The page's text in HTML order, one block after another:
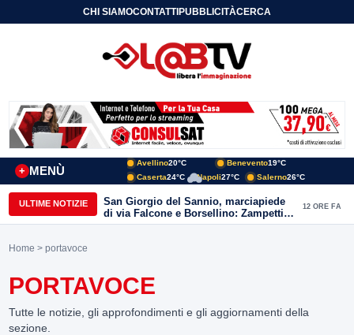
CHI SIAMOCONTATTIPUBBLICITÀCERCA
MENÙ
+
Avellino20°C Benevento19°C
Caserta24°C Napoli27°C Salerno26°C
ULTIME NOTIZIE
San Giorgio del Sannio, marciapiede
di via Falcone e Borsellino: Zampetti e
Lombardi replicano alle polemiche
12 ORE FA
Home > portavoce
PORTAVOCE
Tutte le notizie, gli approfondimenti e gli aggiornamenti della
sezione.